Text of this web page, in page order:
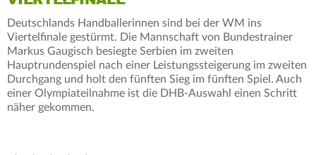
Deutschlands Handballerinnen sind bei der WM ins
Viertelfinale gestürmt. Die Mannschaft von Bundestrainer
Markus Gaugisch besiegte Serbien im zweiten
Hauptrundenspiel nach einer Leistungssteigerung im zweiten
Durchgang und holt den fünften Sieg im fünften Spiel. Auch
einer Olympiateilnahme ist die DHB-Auswahl einen Schritt
näher gekommen.